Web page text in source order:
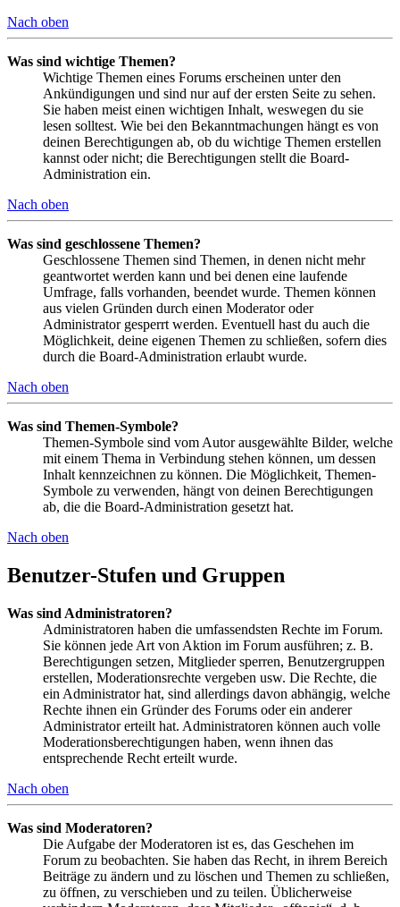
Nach oben
Was sind wichtige Themen?
Wichtige Themen eines Forums erscheinen unter den
Ankündigungen und sind nur auf der ersten Seite zu sehen.
Sie haben meist einen wichtigen Inhalt, weswegen du sie
lesen solltest. Wie bei den Bekanntmachungen hängt es von
deinen Berechtigungen ab, ob du wichtige Themen erstellen
kannst oder nicht; die Berechtigungen stellt die Board-
Administration ein.
Nach oben
Was sind geschlossene Themen?
Geschlossene Themen sind Themen, in denen nicht mehr
geantwortet werden kann und bei denen eine laufende
Umfrage, falls vorhanden, beendet wurde. Themen können
aus vielen Gründen durch einen Moderator oder
Administrator gesperrt werden. Eventuell hast du auch die
Möglichkeit, deine eigenen Themen zu schließen, sofern dies
durch die Board-Administration erlaubt wurde.
Nach oben
Was sind Themen-Symbole?
Themen-Symbole sind vom Autor ausgewählte Bilder, welche
mit einem Thema in Verbindung stehen können, um dessen
Inhalt kennzeichnen zu können. Die Möglichkeit, Themen-
Symbole zu verwenden, hängt von deinen Berechtigungen
ab, die die Board-Administration gesetzt hat.
Nach oben
Benutzer-Stufen und Gruppen
Was sind Administratoren?
Administratoren haben die umfassendsten Rechte im Forum.
Sie können jede Art von Aktion im Forum ausführen; z. B.
Berechtigungen setzen, Mitglieder sperren, Benutzergruppen
erstellen, Moderationsrechte vergeben usw. Die Rechte, die
ein Administrator hat, sind allerdings davon abhängig, welche
Rechte ihnen ein Gründer des Forums oder ein anderer
Administrator erteilt hat. Administratoren können auch volle
Moderationsberechtigungen haben, wenn ihnen das
entsprechende Recht erteilt wurde.
Nach oben
Was sind Moderatoren?
Die Aufgabe der Moderatoren ist es, das Geschehen im
Forum zu beobachten. Sie haben das Recht, in ihrem Bereich
Beiträge zu ändern und zu löschen und Themen zu schließen,
zu öffnen, zu verschieben und zu teilen. Üblicherweise